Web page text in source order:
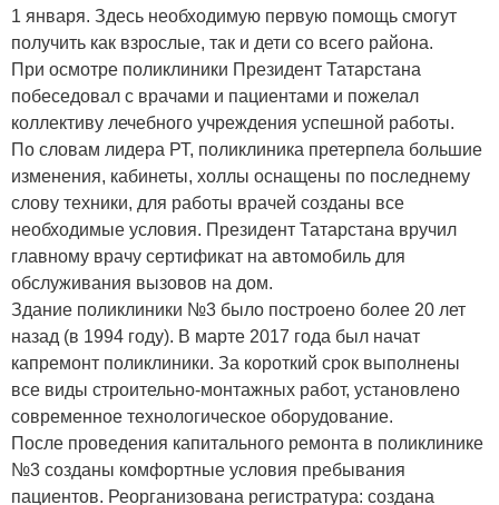
1 января. Здесь необходимую первую помощь смогут
получить как взрослые, так и дети со всего района.
При осмотре поликлиники Президент Татарстана
побеседовал с врачами и пациентами и пожелал
коллективу лечебного учреждения успешной работы.
По словам лидера РТ, поликлиника претерпела большие
изменения, кабинеты, холлы оснащены по последнему
слову техники, для работы врачей созданы все
необходимые условия. Президент Татарстана вручил
главному врачу сертификат на автомобиль для
обслуживания вызовов на дом.
Здание поликлиники №3 было построено более 20 лет
назад (в 1994 году). В марте 2017 года был начат
капремонт поликлиники. За короткий срок выполнены
все виды строительно-монтажных работ, установлено
современное технологическое оборудование.
После проведения капитального ремонта в поликлинике
№3 созданы комфортные условия пребывания
пациентов. Реорганизована регистратура: создана